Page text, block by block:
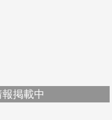
掲載中